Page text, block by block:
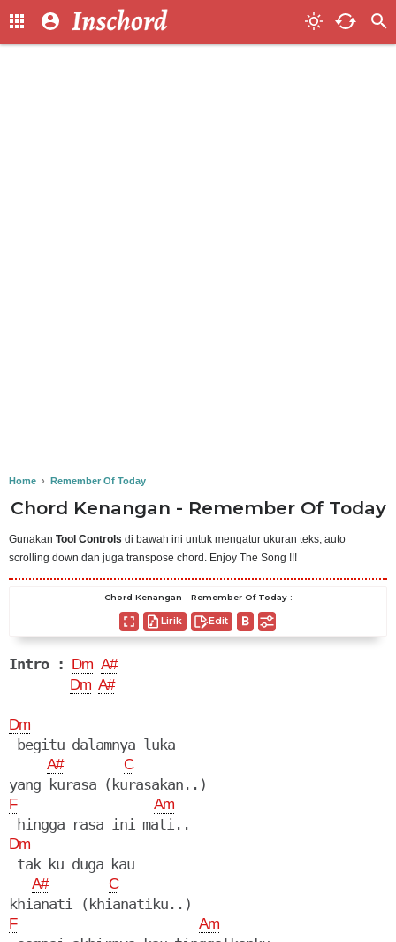
Home › Remember Of Today
Chord Kenangan - Remember Of Today
Gunakan Tool Controls di bawah ini untuk mengatur ukuran teks, auto
scrolling down dan juga transpose chord. Enjoy The Song !!!
Chord Kenangan - Remember Of Today :
Lirik Edit
Intro : Dm A#
Dm A#
Dm
begitu dalamnya luka
A# C
F Am
Dm
tak ku duga kau
A# C
F Am